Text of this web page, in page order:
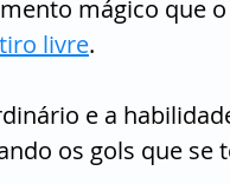
mágico que
tiro livre.
e a
os gols que se